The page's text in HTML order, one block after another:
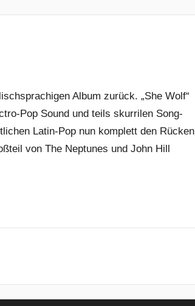
Album zurück. „She Wolf“
Pop Sound und teils skurrilen Song-
Latin-Pop nun komplett den Rücken
von The Neptunes und John Hill